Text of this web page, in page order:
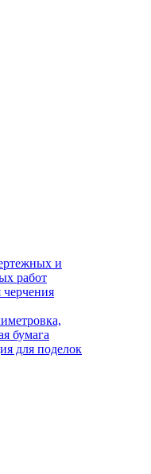
и
работ
бумага
для поделок